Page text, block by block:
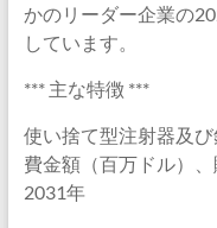
かのリーダー企業の
しています。
*** 主な特徴 ***
使い捨て型注射器及
費金額（百万ドル）
2031年